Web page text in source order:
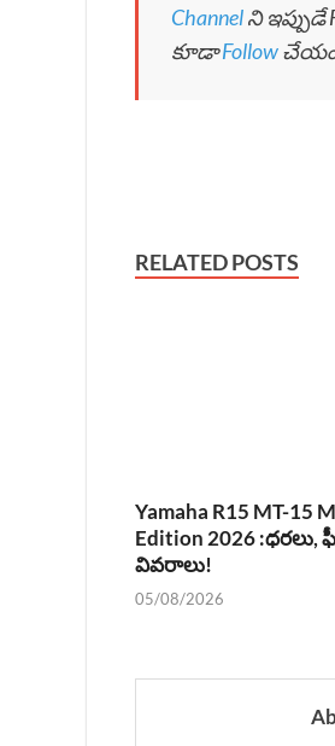
Channelని
కూడాFollow
RELATED POSTS
Yamaha R15 MT-15
Edition 2026 :ధరలు,
వివరాలు!
05/08/2026